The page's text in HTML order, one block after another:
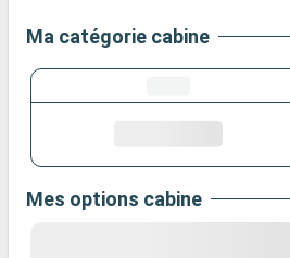
Ma catégorie cabine
Mes options cabine